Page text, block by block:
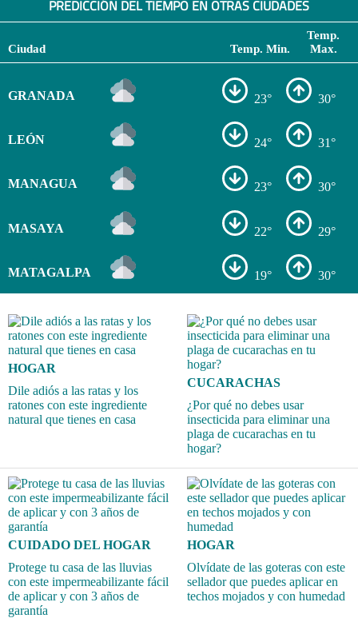
PREDICCIÓN DEL TIEMPO EN OTRAS CIUDADES
Ciudad Temp. Min.
Temp.
Max.
GRANADA 23° 30°
LEÓN 24° 31°
MANAGUA 23° 30°
MASAYA 22° 29°
MATAGALPA 19° 30°
HOGAR
Dile adiós a las ratas y los
ratones con este ingrediente
natural que tienes en casa
CUCARACHAS
¿Por qué no debes usar
insecticida para eliminar una
plaga de cucarachas en tu
hogar?
CUIDADO DEL HOGAR
Protege tu casa de las lluvias
con este impermeabilizante fácil
de aplicar y con 3 años de
garantía
HOGAR
Olvídate de las goteras con este
sellador que puedes aplicar en
techos mojados y con humedad